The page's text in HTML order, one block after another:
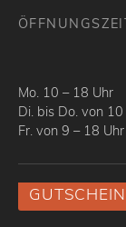
Mo. 10 – 18 Uhr
Di. bis Do. von
Fr. von 9 – 18 Uhr